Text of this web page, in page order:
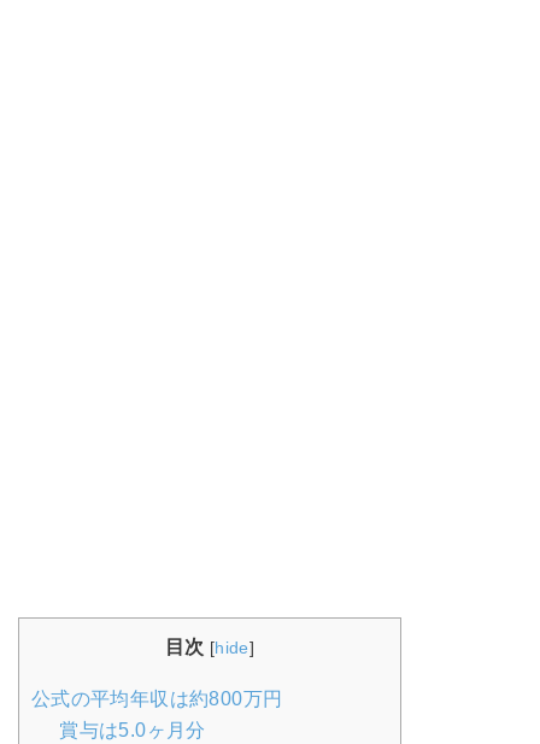
目次 [hide]
公式の平均年収は約800万円
賞与は5.0ヶ月分